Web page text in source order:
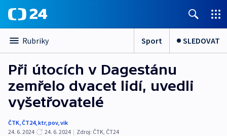
Rubriky Sport SLEDOVAT
Při útocích v Dagestánu
zemřelo dvacet lidí, uvedli
vyšetřovatelé
ČTK,ČT24,ktr,pov,vik
24. 6. 2024
24. 6. 2024 | Zdroj: ČTK, ČT24